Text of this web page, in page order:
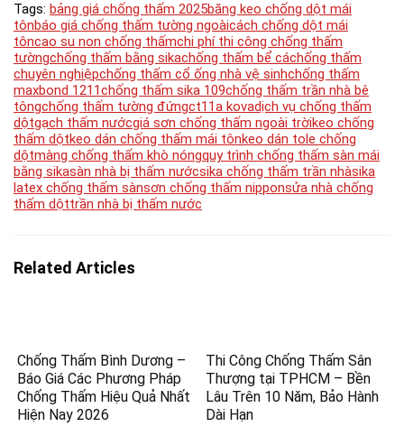
Tags: bảng giá chống thấm 2025băng keo chống dột mái
tônbáo giá chống thấm tường ngoàicách chống dột mái
tôncao su non chống thấmchi phí thi công chống thấm
tườngchống thấm bằng sikachống thấm bể cáchống thấm
chuyên nghiệpchống thấm cổ ống nhà vệ sinhchống thấm
maxbond 1211chống thấm sika 109chống thấm trần nhà bê
tôngchống thấm tường đứngct11a kovadịch vụ chống thấm
dộtgạch thấm nướcgiá sơn chống thấm ngoài trờikeo chống
thấm dộtkeo dán chống thấm mái tônkeo dán tole chống
dộtmàng chống thấm khò nóngquy trình chống thấm sàn mái
bằng sikasàn nhà bị thấm nướcsika chống thấm trần nhàsika
latex chống thấm sànsơn chống thấm nipponsửa nhà chống
thấm dộttrần nhà bị thấm nước
Related Articles
Chống Thấm Bình Dương –
Báo Giá Các Phương Pháp
Chống Thấm Hiệu Quả Nhất
Hiện Nay 2026
Thi Công Chống Thấm Sân
Thượng tại TPHCM – Bền
Lâu Trên 10 Năm, Bảo Hành
Dài Hạn